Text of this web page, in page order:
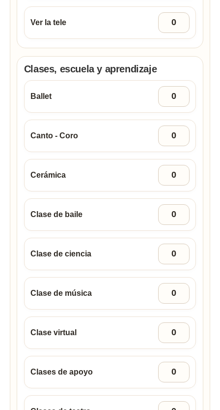
Ver la tele
Clases, escuela y aprendizaje
Ballet
Canto - Coro
Cerámica
Clase de baile
Clase de ciencia
Clase de música
Clase virtual
Clases de apoyo